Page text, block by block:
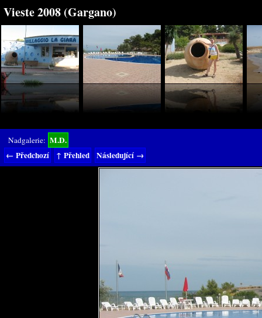
Vieste 2008 (Gargano)
Nadgalerie: M.D.
← Předchozí
↑ Přehled Následující →